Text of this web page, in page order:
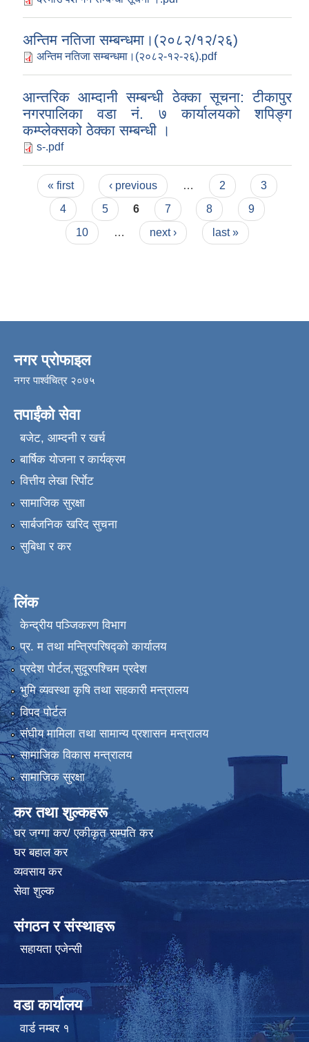
अन्तिम नतिजा सम्बन्धमा।(२०८२/१२/२६)
अन्तिम नतिजा सम्बन्धमा।(२०८२-१२-२६).pdf
आन्तरिक आम्दानी सम्बन्धी ठेक्का सूचना: टीकापुर
नगरपालिका वडा नं. ७ कार्यालयको शपिङ्ग
कम्प्लेक्सको ठेक्का सम्बन्धी ।
s-.pdf
Pages
« first ‹ previous … 2
3
4
5 6 7 8
9
10
… next › last »
नगर प्रोफाइल
नगर पार्श्वचित्र २०७५
तपाईंको सेवा
बजेट, आम्दनी र खर्च
बार्षिक योजना र कार्यक्रम
वित्तीय लेखा रिर्पाेट
सामाजिक सुरक्षा
सार्बजनिक खरिद सुचना
सुबिधा र कर
लिंक
केन्द्रीय पञ्जिकरण विभाग
प्र. म तथा मन्त्रिपरिषद्को कार्यालय
प्रदेश पाेर्टल,सुदूरपश्चिम प्रदेश
भुमि व्यवस्था कृषि तथा सहकारी मन्त्रालय
विपद पोर्टल
संघीय मामिला तथा सामान्य प्रशासन मन्त्रालय
सामाजिक विकास मन्त्रालय
सामाजिक सुरक्षा
कर तथा शुल्कहरू
घर जग्गा कर/ एकीकृत सम्पति कर
घर बहाल कर
व्यवसाय कर
सेवा शुल्क
संगठन र संस्थाहरू
सहायता एजेन्सी
वडा कार्यालय
वार्ड न‌म्बर १